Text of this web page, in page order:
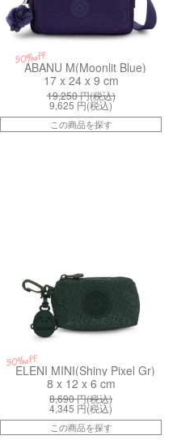
50%off
ABANU M(Moonlit Blue)
17 x 24 x 9 cm
19,250円(税込)
9,625 円(税込)
この商品を探す
50%off
ELENI MINI(Shiny Pixel Gr)
8 x 12 x 6 cm
8,690円(税込)
4,345 円(税込)
この商品を探す